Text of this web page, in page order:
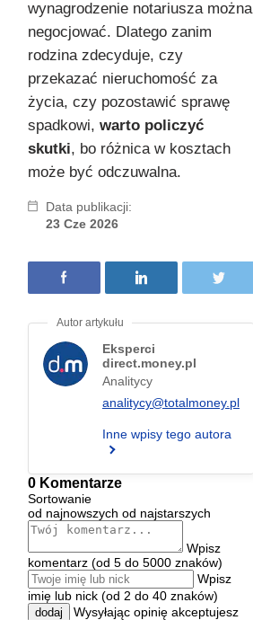
wynagrodzenie notariusza można
negocjować. Dlatego zanim
rodzina zdecyduje, czy
przekazać nieruchomość za
życia, czy pozostawić sprawę
spadkowi, warto policzyć
skutki, bo różnica w kosztach
może być odczuwalna.
Data publikacji:
23 Cze 2026
Eksperci
direct.money.pl
Analitycy
analitycy@totalmoney.pl
Inne wpisy tego autora
0 Komentarze
Sortowanie
od najnowszych od najstarszych
Wpisz
komentarz (od 5 do 5000 znaków)
Wpisz
imię lub nick (od 2 do 40 znaków)
dodaj
Wysyłając opinię akceptujesz